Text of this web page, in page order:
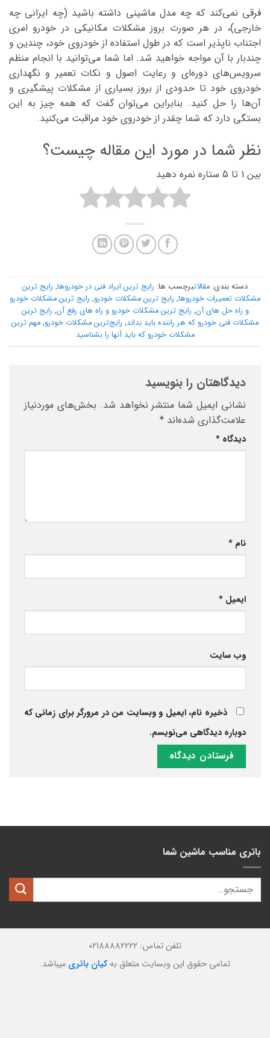
فرقی نمی‌کند که چه مدل ماشینی داشته باشید (چه ایرانی چه
خارجی)، در هر صورت بروز مشکلات مکانیکی در خودرو امری
اجتناب ناپذیر است که در طول استفاده از خودروی خود، چندین و
چندبار با آن مواجه خواهید شد. اما شما می‌توانید با انجام منظم
سرویس‌های دوره‌ای و رعایت اصول و نکات تعمیر و نگهداری
خودروی خود تا حدودی از بروز بسیاری از مشکلات پیشگیری و
آن‌ها را حل کنید. بنابراین می‌توان گفت که همه چیز به این
بستگی دارد که شما چقدر از خودروی خود مراقبت می‌کنید.
نظر شما در مورد این مقاله چیست؟
بین 1 تا 5 ستاره نمره دهید
دسته بندی:مقالاتبرچسب ها:رایج ترین ایراد فنی در خودروها,رایج ترین
مشکلات تعمیرات خودروها,رایج ترین مشکلات خودرو,رایج ترین مشکلات خودرو
و راه حل های آن,رایج ترین مشکلات خودرو و راه های رفع آن ,رایج ترین
مشکلات فنی خودرو که هر راننده باید بداند,رایج‌ترین مشکلات خودرو,مهم ترین
مشکلات خودرو که باید آنها را بشناسید
دیدگاهتان را بنویسید
نشانی ایمیل شما منتشر نخواهد شد. بخش‌های موردنیاز
علامت‌گذاری شده‌اند*
دیدگاه*
نام*
ایمیل*
وب‌ سایت
ذخیره نام، ایمیل و وبسایت من در مرورگر برای زمانی که
دوباره دیدگاهی می‌نویسم.
باتری مناسب ماشین شما
تلفن تماس: 02188882222
تمامی حقوق این وبسایت متعلق به کیان باتریمیباشد.